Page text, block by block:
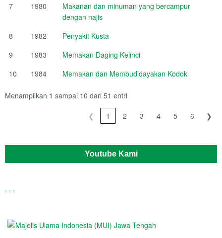
7
1980
Makanan dan minuman yang bercampur
dengan najis
8
1982
Penyakit Kusta
9
1983
Memakan Daging Kelinci
10
1984 Memakan dan Membudidayakan Kodok
Menampilkan 1 sampai 10 dari 51 entri
❮ 1 2 3 4 5 6 ❯
Youtube Kami
. . .